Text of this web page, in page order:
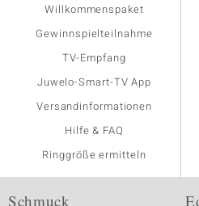
Willkommenspaket
Gewinnspielteilnahme
TV-Empfang
Juwelo-Smart-TV App
Versandinformationen
Hilfe & FAQ
Ringgröße ermitteln
Schmuck